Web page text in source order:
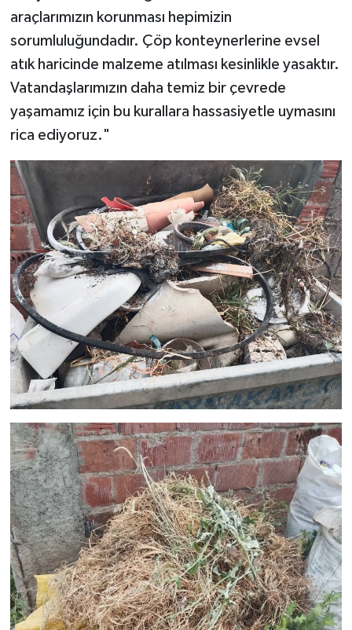
araçlarımızın korunması hepimizin
sorumluluğundadır. Çöp konteynerlerine evsel
atık haricinde malzeme atılması kesinlikle yasaktır.
Vatandaşlarımızın daha temiz bir çevrede
yaşamamız için bu kurallara hassasiyetle uymasını
rica ediyoruz."